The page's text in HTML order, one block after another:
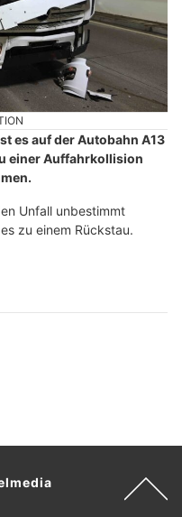
es auf der Autobahn A13
einer Auffahrkollision
Unfall unbestimmt
zu einem Rückstau.